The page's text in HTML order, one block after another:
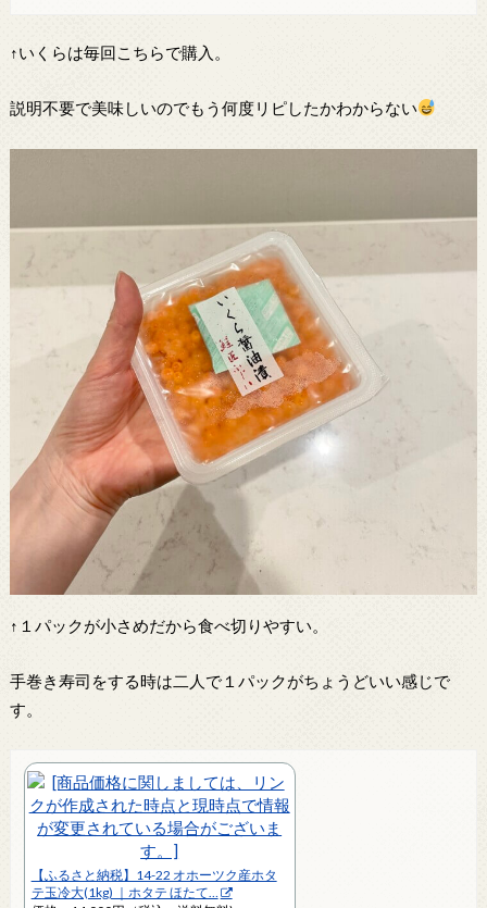
↑いくらは毎回こちらで購入。
説明不要で美味しいのでもう何度リピしたかわからない
↑１パックが小さめだから食べ切りやすい。
手巻き寿司をする時は二人で１パックがちょうどいい感じで
す。
【ふるさと納税】14-22 オホーツク産ホタ
テ玉冷大(1kg) ｜ホタテ ほたて…